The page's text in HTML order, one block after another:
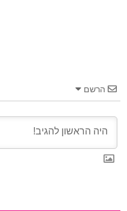
הרשם